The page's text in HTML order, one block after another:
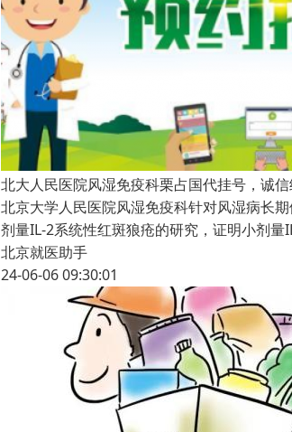
北大人民医院风湿免疫科栗占国代挂号，诚
北京大学人民医院风湿免疫科针对风湿病长
剂量IL-2系统性红斑狼疮的研究，证明小剂
北京就医助手
24-06-06 09:30:01